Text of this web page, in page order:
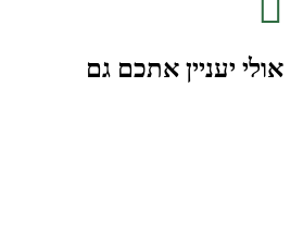
אולי יעניין אתכם גם